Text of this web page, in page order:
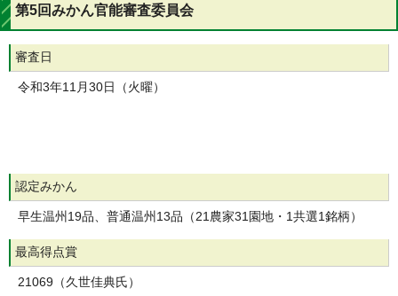
第5回みかん官能審査委員会
審査日
令和3年11月30日（火曜）
認定みかん
早生温州19品、普通温州13品（21農家31園地・1共選1銘柄）
最高得点賞
21069（久世佳典氏）